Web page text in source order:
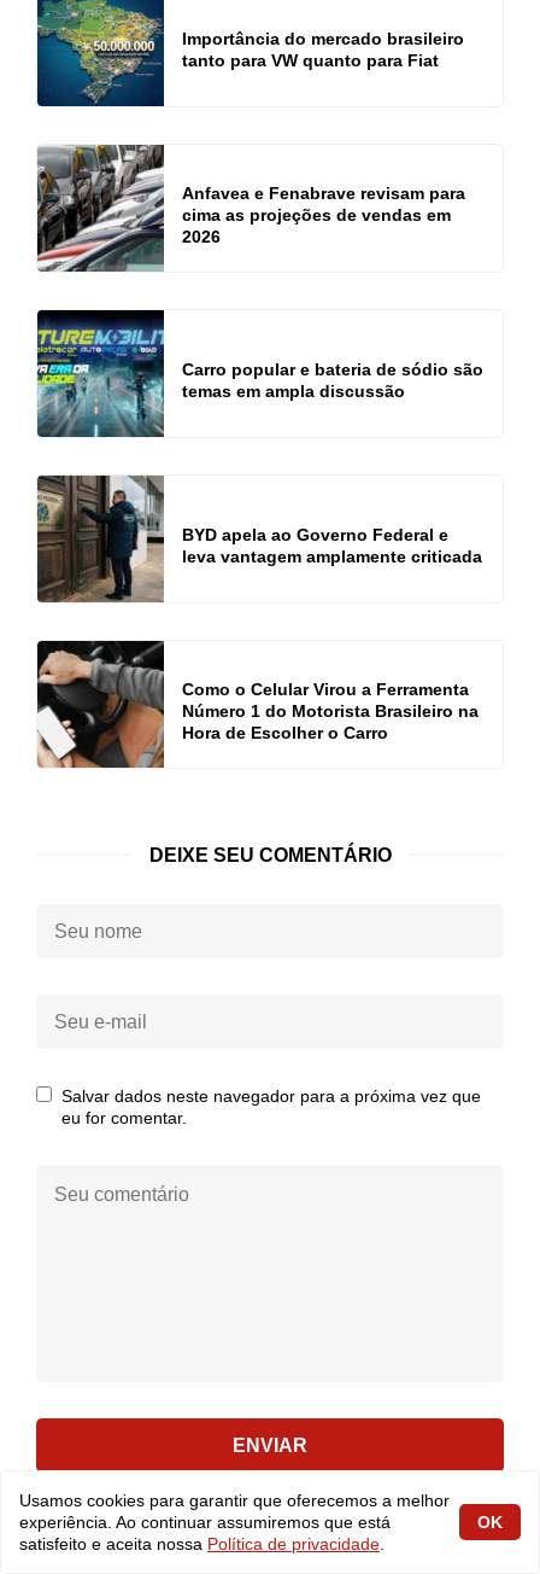
Importância do mercado brasileiro
tanto para VW quanto para Fiat
Anfavea e Fenabrave revisam para
cima as projeções de vendas em
2026
Carro popular e bateria de sódio são
temas em ampla discussão
BYD apela ao Governo Federal e
leva vantagem amplamente criticada
Como o Celular Virou a Ferramenta
Número 1 do Motorista Brasileiro na
Hora de Escolher o Carro
DEIXE SEU COMENTÁRIO
Seu
nome:
Seu
Salvar dados neste navegador para a próxima vez que
eu for comentar.
comentário:
ENVIAR
ÚLTIMAS NOTÍCIAS
Usamos cookies para garantir que oferecemos a melhor
experiência. Ao continuar assumiremos que está
satisfeito e aceita nossa Política de privacidade
OK